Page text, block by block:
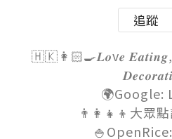
追蹤
🇭🇰👩🏻‍🍳𝑳𝒐v𝒆
🌍Google:
👨‍👩‍👧‍👦大眾